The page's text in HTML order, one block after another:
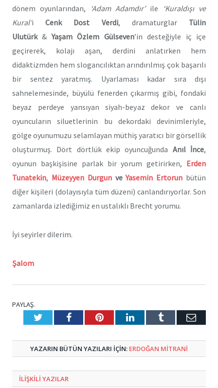
dönem oyunlarından,
‘Adam Adamdır’ile
‘Kuraldışı ve
Kural’ıCenk Dost Verdi, dramaturglar Tülin
Ulutürk&Yaşam Özlem Gülseven’in desteğiyle iç içe
geçirerek, kolajı aşan, derdini anlatırken hem
didaktizmden hem slogancılıktan arındırılmış çok başarılı
bir sentez yaratmış. Uyarlaması kadar sıra dışı
sahnelemesinde, büyülü fenerden çıkarmış gibi, fondaki
beyaz perdeye yansıyan siyah-beyaz dekor ve canlı
oyuncuların siluetlerinin bu dekordaki devinimleriyle,
gölge oyunumuzu selamlayan müthiş yaratıcı bir görsellik
oluşturmuş. Dört dörtlük ekip oyuncuğunda Anıl İnce,
oyunun başkişisine parlak bir yorum getirirken, Erden
Tunatekin, Müzeyyen Durgunve Yasemin Ertorun bütün
diğer kişileri (dolayısıyla tüm düzeni) canlandırıyorlar. Son
zamanlarda izlediğimiz en ustalıklı Brecht yorumu.
İyi seyirler dilerim.
Şalom
PAYLAŞ.
TwitterFacebookPinterestLinkedInTumblr E-
YAZARIN BÜTÜN YAZILARI IÇIN: ERDOĞAN MITRANI
ILIŞKILI YAZILAR